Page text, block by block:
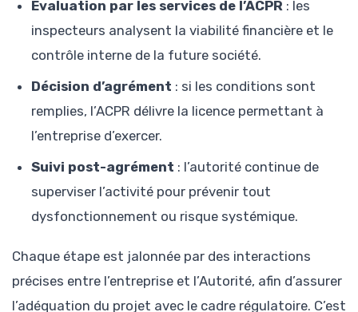
Évaluation par les services de l’ACPR : les
inspecteurs analysent la viabilité financière et le
contrôle interne de la future société.
Décision d’agrément : si les conditions sont
remplies, l’ACPR délivre la licence permettant à
l’entreprise d’exercer.
Suivi post-agrément : l’autorité continue de
superviser l’activité pour prévenir tout
dysfonctionnement ou risque systémique.
Chaque étape est jalonnée par des interactions
précises entre l’entreprise et l’Autorité, afin d’assurer
l’adéquation du projet avec le cadre régulatoire. C’est